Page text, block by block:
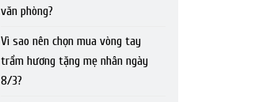
văn phòng?
Vì sao nên chọn mua vòng tay
trầm hương tặng mẹ nhân ngày
8/3?